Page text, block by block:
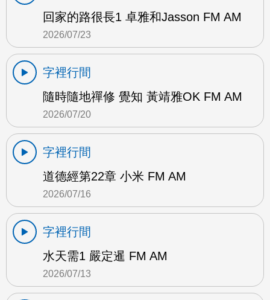
回家的路很長1 卓雅和Jasson FM AM
2026/07/23
字裡行間
隨時隨地禪修 覺知 黃靖雅OK FM AM
2026/07/20
字裡行間
道德經第22章 小米 FM AM
2026/07/16
字裡行間
水天需1 嚴定暹 FM AM
2026/07/13